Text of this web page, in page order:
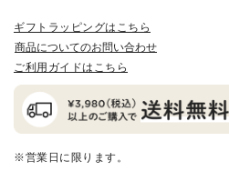
ギフトラッピングはこちら
商品についてのお問い合わせ
ご利用ガイドはこちら
※営業日に限ります。